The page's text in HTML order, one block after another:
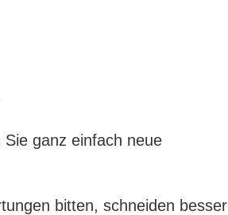
ganz einfach neue
bitten, schneiden besser